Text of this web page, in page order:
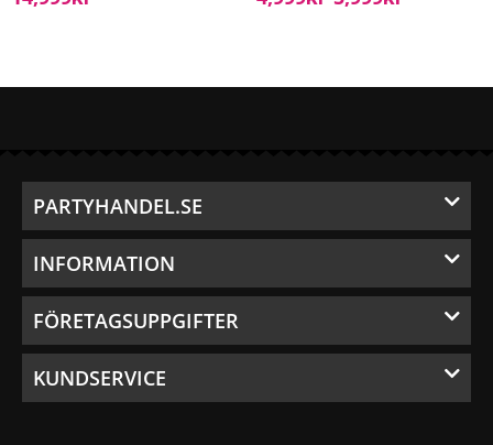
PARTYHANDEL.SE
INFORMATION
FÖRETAGSUPPGIFTER
KUNDSERVICE